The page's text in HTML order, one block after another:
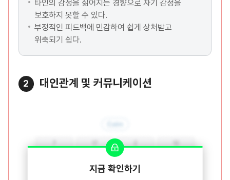
타인의 감정을 짊어지는 경향으로 자기 감정을
보호하지 못할 수 있다.
부정적인 피드백에 민감하여 쉽게 상처받고
위축되기 쉽다.
2 대인관계 및 커뮤니케이션
지금 확인하기